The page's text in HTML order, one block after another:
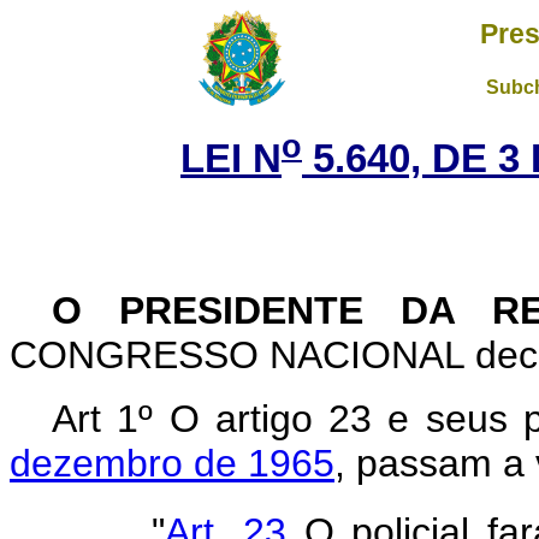
LEI No 5.640, DE 3
O PRESIDENTE DA
CONGRESSO NACIONAL
Art 1º O artigo 23 e seus
dezembro de 1965, passam